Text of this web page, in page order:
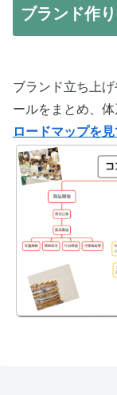
ブランド作
ブランド立ち上
ールをまとめ、体
ロードマップを